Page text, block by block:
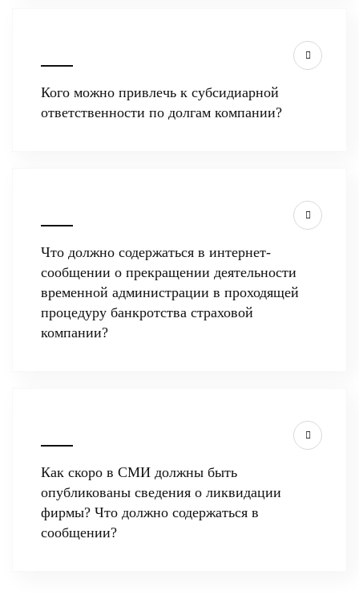
Кого можно привлечь к субсидиарной
ответственности по долгам компании?
Что должно содержаться в интернет-
сообщении о прекращении деятельности
временной администрации в проходящей
процедуру банкротства страховой
компании?
Как скоро в СМИ должны быть
опубликованы сведения о ликвидации
фирмы? Что должно содержаться в
сообщении?